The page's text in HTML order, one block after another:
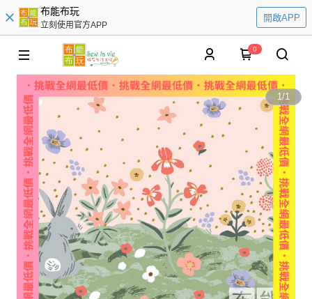
布能布玩
立刻使用官方APP
開啟APP
0
1/1